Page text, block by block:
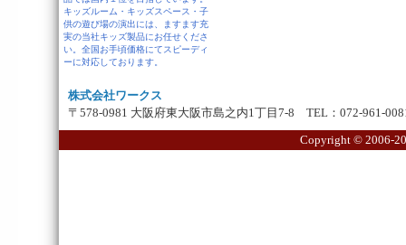
キッズルーム・キッズスペース・子
供の遊び場の演出には、ますます充
実の当社キッズ製品にお任せくださ
い。全国お手頃価格にてスピーディ
ーに対応しております。
株式会社ワークス
〒578-0981 大阪府東大阪市島之内1丁目7-8 TEL：072-961-
Copyright © 2006-